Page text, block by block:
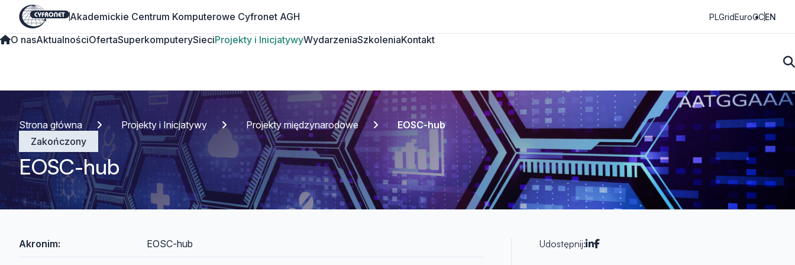
Akademickie Centrum Komputerowe Cyfronet AGH PLGridEuroCCEN
O nasAktualnościOfertaSuperkomputerySieciProjekty i InicjatywyWydarzeniaSzkoleniaKontakt
Strona główna Projekty i Inicjatywy Projekty międzynarodowe
EOSC-hub
Zakończony
EOSC-hub
Akronim: EOSC-hub Udostępnij: